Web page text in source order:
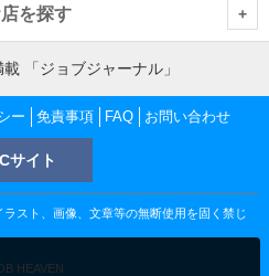
イバー
ヘル送迎ドライバー
ル送迎ドライバー
イバー
リヘル送迎ドライバー
ヘル送迎ドライバー
を探す
「ジョブジャーナル」
ー 免責事項 FAQ お問い合わせ
サイト
スト、画像、文章等の無断使用を固く禁じ
HEAVEN